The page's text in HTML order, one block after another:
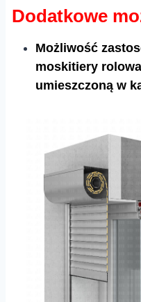
Dodatkowe
Możliwość
moskitiery
umieszczoną w